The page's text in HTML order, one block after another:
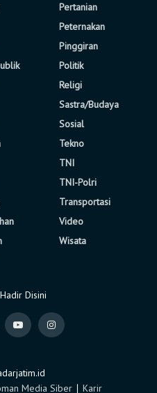
Pertanian
Peternakan
Pinggiran
Politik
Religi
Sastra/Budaya
Sosial
Tekno
TNI
TNI-Polri
Transportasi
Video
Wisata
Disini
Media Siber∣ Karir